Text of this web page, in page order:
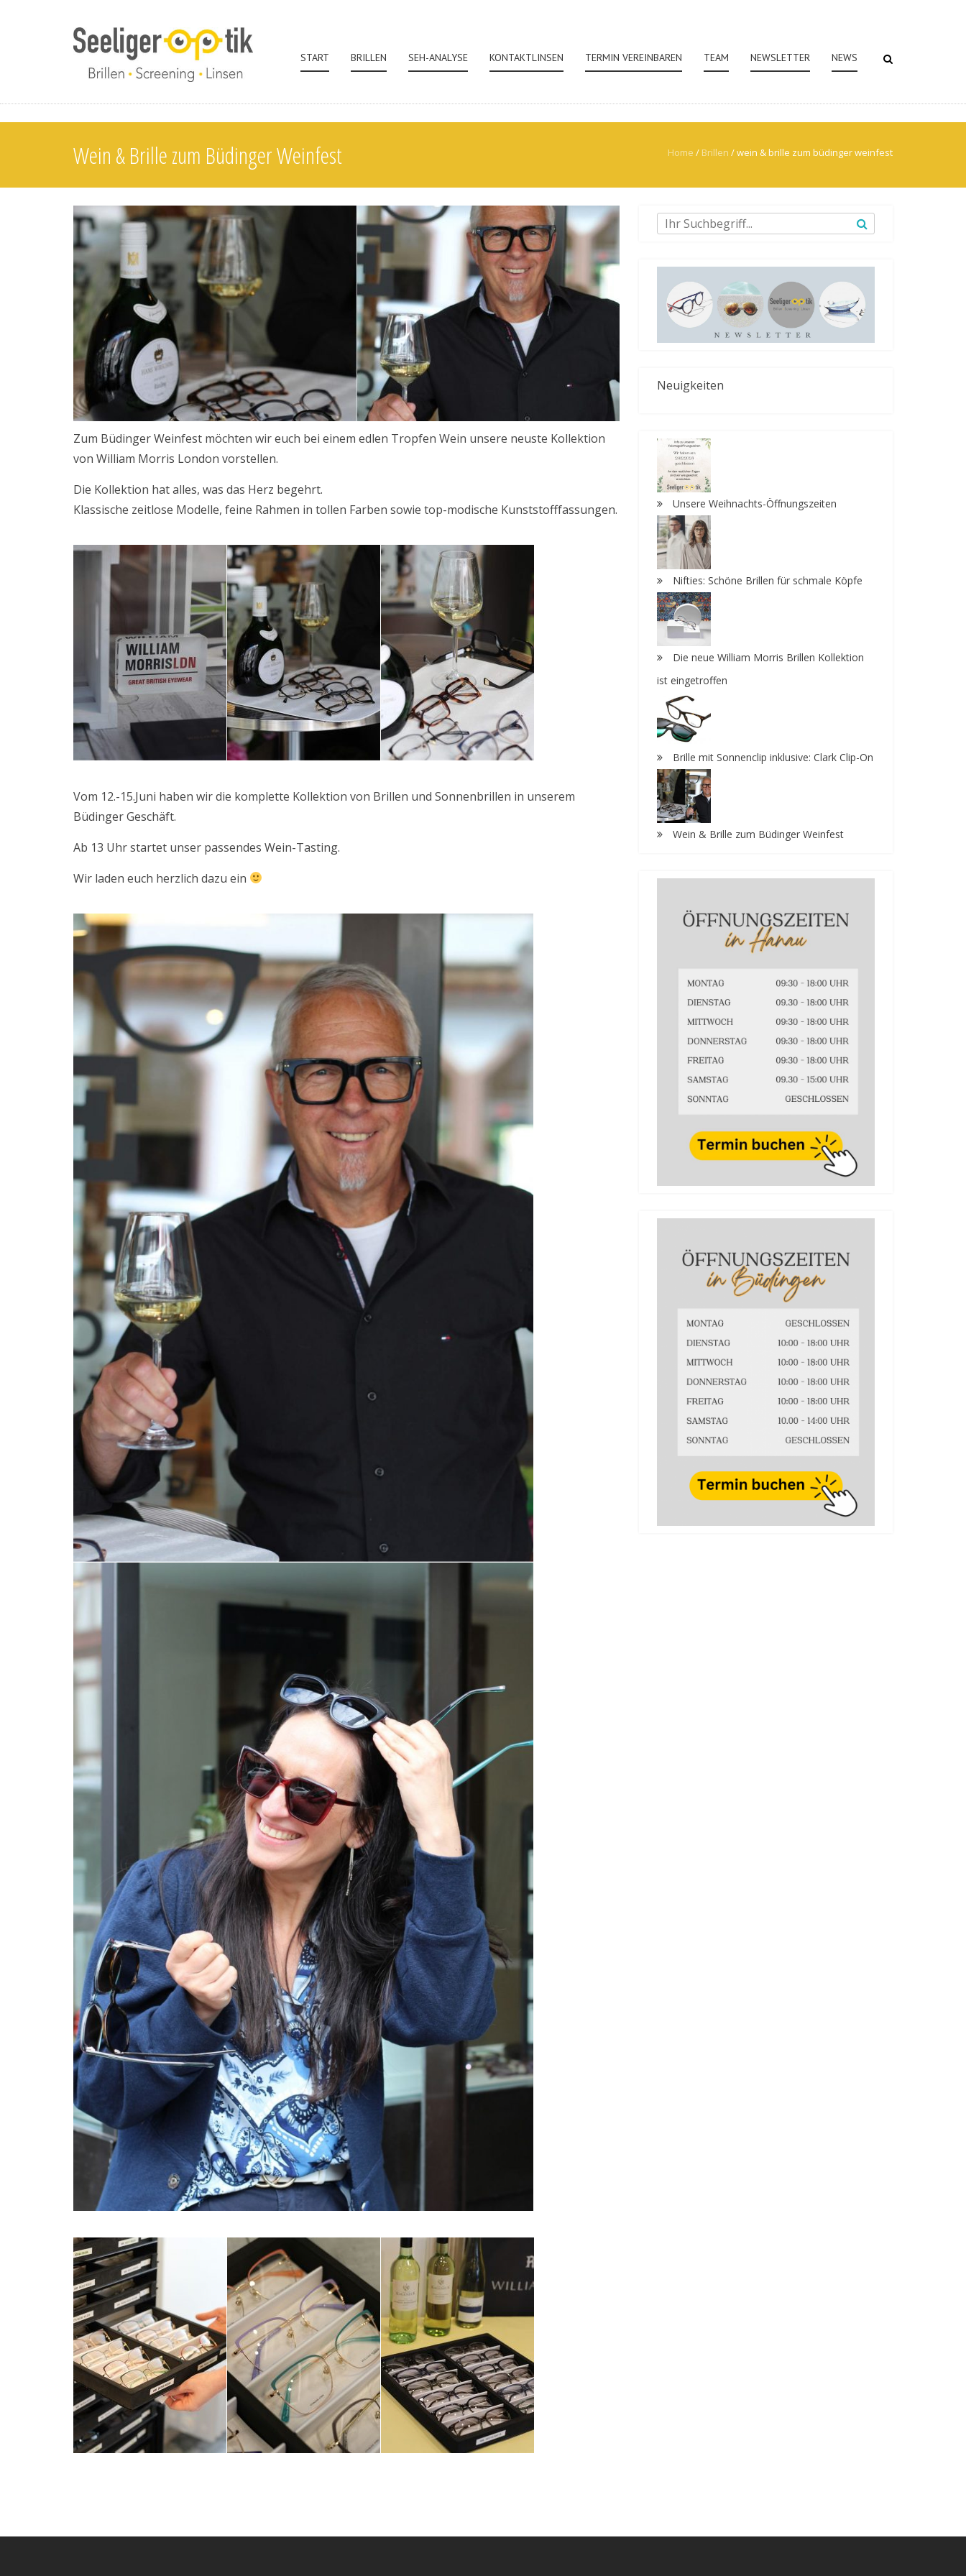
START BRILLEN SEH-ANALYSE KONTAKTLINSEN TERMIN VEREINBAREN TEAM NEWSLETTER NEWS
Wein & Brille zum Büdinger Weinfest Home / Brillen /wein & brille zum büdinger weinfest
Zum Büdinger Weinfest möchten wir euch bei einem edlen Tropfen Wein unsere neuste Kollektion
von William Morris London vorstellen.
Die Kollektion hat alles, was das Herz begehrt.
Klassische zeitlose Modelle, feine Rahmen in tollen Farben sowie top-modische Kunststofffassungen.
Vom 12.-15.Juni haben wir die komplette Kollektion von Brillen und Sonnenbrillen in unserem
Büdinger Geschäft.
Ab 13 Uhr startet unser passendes Wein-Tasting.
Wir laden euch herzlich dazu ein
Neuigkeiten
Unsere Weihnachts-Öffnungszeiten
Nifties: Schöne Brillen für schmale Köpfe
Die neue William Morris Brillen Kollektion
ist eingetroffen
Brille mit Sonnenclip inklusive: Clark Clip-On
Wein & Brille zum Büdinger Weinfest